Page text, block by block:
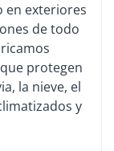
en exteriores
de todo
protegen
la nieve, el
y